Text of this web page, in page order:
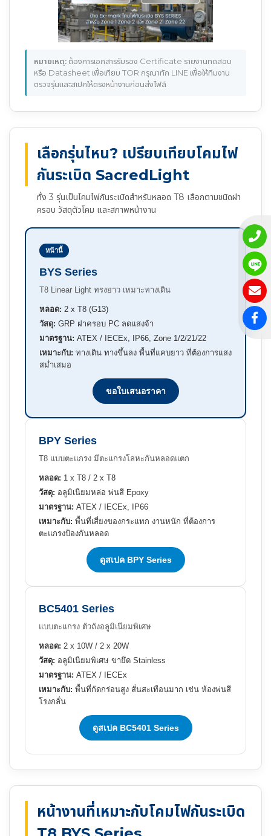
หมายเหตุ: ต้องการเอกสารรับรอง Certificate รายงานทดสอบ
หรือ Datasheet เพื่อเทียบ TOR กรุณาทัก LINE เพื่อให้ทีมงาน
ตรวจรุ่นและสเปคให้ตรงหน้างานก่อนส่งไฟล์
เลือกรุ่นไหน? เปรียบเทียบโคมไฟ
กันระเบิด SacredLight
ทั้ง 3 รุ่นเป็นโคมไฟกันระเบิดสำหรับหลอด T8 เลือกตามชนิดฝา
ครอบ วัสดุตัวโคม และสภาพหน้างาน
หน้านี้
BYS Series
T8 Linear Light ทรงยาว เหมาะทางเดิน
หลอด: 2 x T8 (G13)
วัสดุ: GRP ฝาครอบ PC ลดแสงจ้า
มาตรฐาน: ATEX / IECEx, IP66, Zone 1/2/21/22
เหมาะกับ: ทางเดิน ทางขึ้นลง พื้นที่แคบยาว ที่ต้องการแสง
สม่ำเสมอ
ขอใบเสนอราคา
BPY Series
T8 แบบตะแกรง มีตะแกรงโลหะกันหลอดแตก
หลอด: 1 x T8 / 2 x T8
วัสดุ: อลูมิเนียมหล่อ พ่นสี Epoxy
มาตรฐาน: ATEX / IECEx, IP66
เหมาะกับ: พื้นที่เสี่ยงของกระแทก งานหนัก ที่ต้องการ
ตะแกรงป้องกันหลอด
ดูสเปค BPY Series
BC5401 Series
แบบตะแกรง ตัวถังอลูมิเนียมพิเศษ
หลอด: 2 x 10W / 2 x 20W
วัสดุ: อลูมิเนียมพิเศษ ขายึด Stainless
มาตรฐาน: ATEX / IECEx
เหมาะกับ: พื้นที่กัดกร่อนสูง สั่นสะเทือนมาก เช่น ห้องพ่นสี
โรงกลั่น
ดูสเปค BC5401 Series
หน้างานที่เหมาะกับโคมไฟกันระเบิด